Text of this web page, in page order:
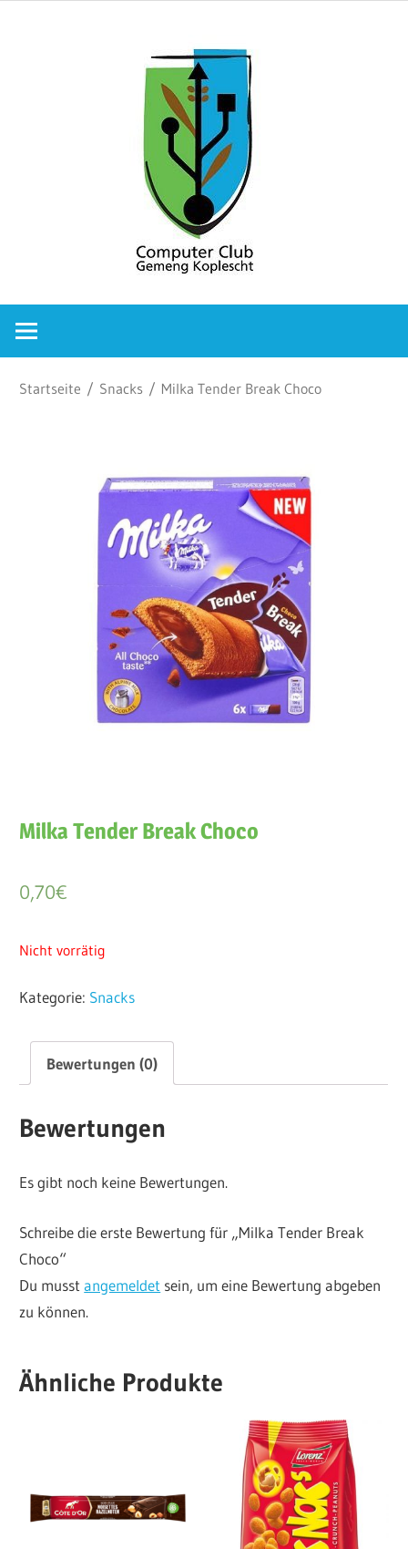
Club
Startseite / Snacks / Milka Tender Break Choco
Milka Tender Break Choco
0,70€
Nicht vorrätig
Kategorie: Snacks
Bewertungen (0)
Bewertungen
Es gibt noch keine Bewertungen.
Schreibe die erste Bewertung für „Milka Tender Break
Choco“
Du musstangemeldet sein, um eine Bewertung abgeben
zu können.
Ähnliche Produkte